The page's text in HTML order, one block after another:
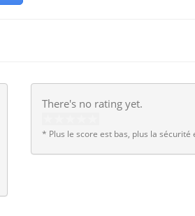
There's no rating yet.
* Plus le score est bas, plus la sécurité